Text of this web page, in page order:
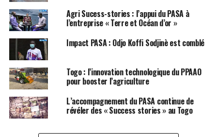
Agri Sucess-stories : l’appui du PASA à
l’entreprise « Terre et Océan d’or »
Impact PASA : Odjo Koffi Sodjinè est comblé
Togo : l’innovation technologique du PPAAO
pour booster l’agriculture
L’accompagnement du PASA continue de
révéler des « Success stories » au Togo